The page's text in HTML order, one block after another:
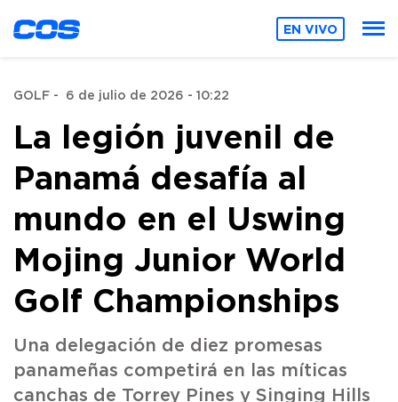
EN VIVO
GOLF - 6 de julio de 2026 - 10:22
La legión juvenil de
Panamá desafía al
mundo en el Uswing
Mojing Junior World
Golf Championships
Una delegación de diez promesas
panameñas competirá en las míticas
canchas de Torrey Pines y Singing Hills